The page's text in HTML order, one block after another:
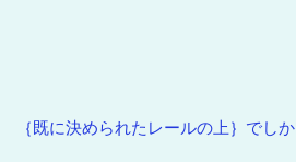
｛既に決められたレールの上｝でしか